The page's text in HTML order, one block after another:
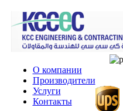
О компании
Производители
Услуги
Контакты